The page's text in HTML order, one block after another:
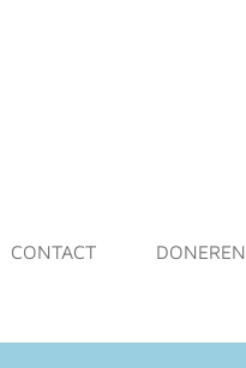
CONTACT DONEREN